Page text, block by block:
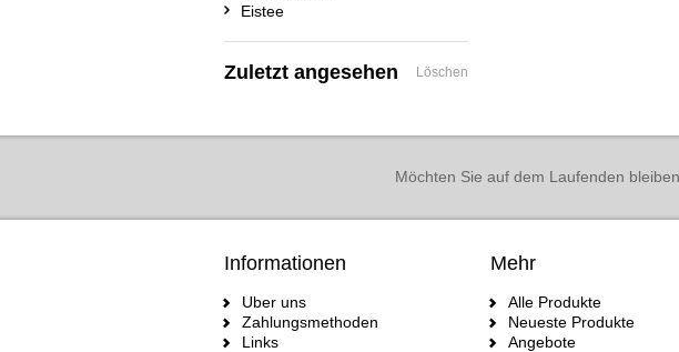
Eistee
Zuletzt angesehen Löschen
Möchten Sie auf dem Laufenden
Informationen
Uber uns
Zahlungsmethoden
Links
Mehr
Alle Produkte
Neueste Produkte
Angebote